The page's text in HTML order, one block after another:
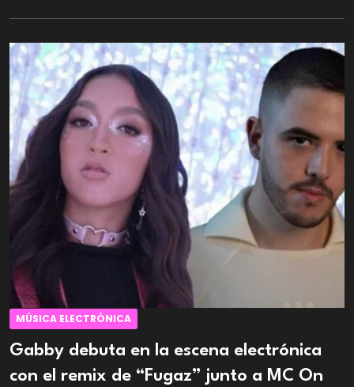
MÚSICA ELECTRÓNICA
Gabby debuta en la escena electrónica
con el remix de “Fugaz” junto a MC On